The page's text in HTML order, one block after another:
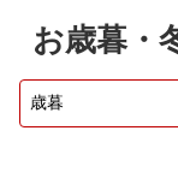
お歳暮・